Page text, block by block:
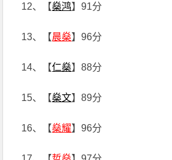
12、【燊鸿】91分
13、【晨燊】96分
14、【仁燊】88分
15、【燊文】89分
16、【燊耀】96分